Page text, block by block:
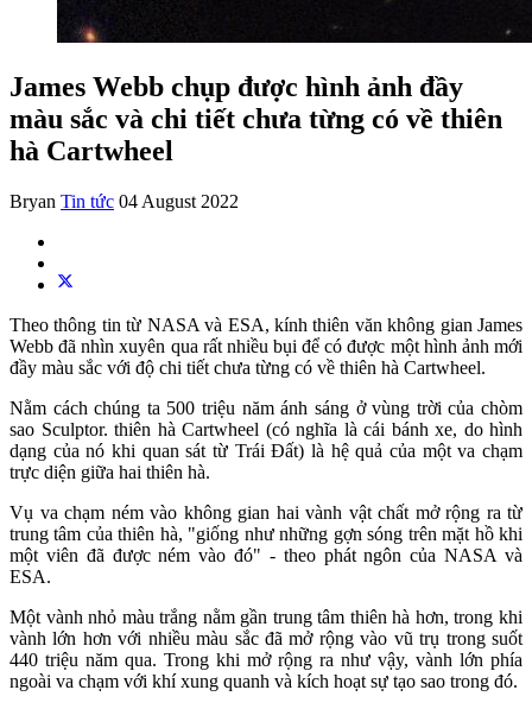
James Webb chụp được hình ảnh đầy
màu sắc và chi tiết chưa từng có về thiên
hà Cartwheel
Bryan Tin tức 04 August 2022
Theo thông tin từ NASA và ESA, kính thiên văn không gian James
Webb đã nhìn xuyên qua rất nhiều bụi để có được một hình ảnh mới
đầy màu sắc với độ chi tiết chưa từng có về thiên hà Cartwheel.
Nằm cách chúng ta 500 triệu năm ánh sáng ở vùng trời của chòm
sao Sculptor. thiên hà Cartwheel (có nghĩa là cái bánh xe, do hình
dạng của nó khi quan sát từ Trái Đất) là hệ quả của một va chạm
trực diện giữa hai thiên hà.
Vụ va chạm ném vào không gian hai vành vật chất mở rộng ra từ
trung tâm của thiên hà, "giống như những gợn sóng trên mặt hồ khi
một viên đã được ném vào đó" - theo phát ngôn của NASA và
ESA.
Một vành nhỏ màu trắng nằm gần trung tâm thiên hà hơn, trong khi
vành lớn hơn với nhiều màu sắc đã mở rộng vào vũ trụ trong suốt
440 triệu năm qua. Trong khi mở rộng ra như vậy, vành lớn phía
ngoài va chạm với khí xung quanh và kích hoạt sự tạo sao trong đó.